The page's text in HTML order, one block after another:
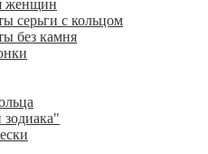
женщин
серьги с кольцом
без камня